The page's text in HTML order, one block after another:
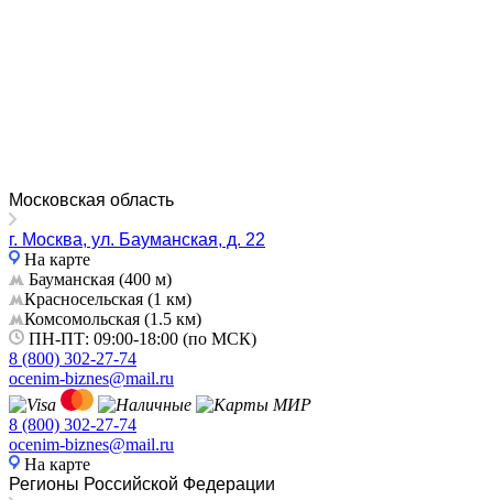
Московская область
г. Москва, ул. Бауманская, д. 22
На карте
Бауманская ​(400 м)
​Красносельская (1 км)
​Комсомольская ​(1.5 км)
ПН-ПТ: 09:00-18:00 (по МСК)
8 (800) 302-27-74
ocenim-biznes@mail.ru
8 (800) 302-27-74
ocenim-biznes@mail.ru
На карте
Регионы Российской Федерации
Всеволожск
Выборг
Выкса
Вязники
Вязьма
Вятские Поляны
Гай
Гатчина
Геленджик
Георгиевск
Глазов
Горно-Алтайск